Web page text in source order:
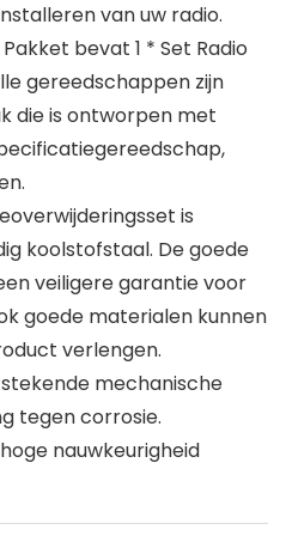
van uw radio.
bevat 1 * Set Radio
gereedschappen zijn
die is ontworpen met
is
koolstofstaal. De goede
veiligere garantie voor
goede materialen kunnen
verlengen.
mechanische
tegen corrosie.
nauwkeurigheid